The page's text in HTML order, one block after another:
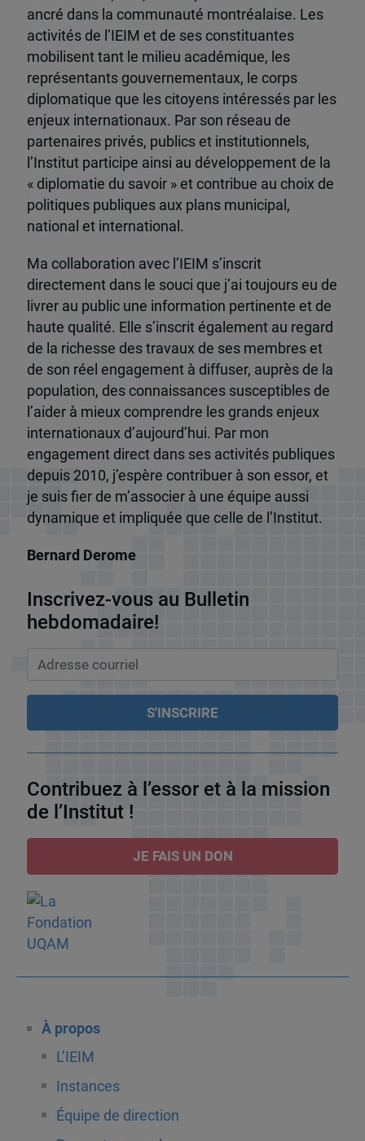
ancré dans la communauté montréalaise. Les
activités de l’IEIM et de ses constituantes
mobilisent tant le milieu académique, les
représentants gouvernementaux, le corps
diplomatique que les citoyens intéressés par les
enjeux internationaux. Par son réseau de
partenaires privés, publics et institutionnels,
l’Institut participe ainsi au développement de la
« diplomatie du savoir » et contribue au choix de
politiques publiques aux plans municipal,
national et international.
Ma collaboration avec l’IEIM s’inscrit
directement dans le souci que j’ai toujours eu de
livrer au public une information pertinente et de
haute qualité. Elle s’inscrit également au regard
de la richesse des travaux de ses membres et
de son réel engagement à diffuser, auprès de la
population, des connaissances susceptibles de
l’aider à mieux comprendre les grands enjeux
internationaux d’aujourd’hui. Par mon
engagement direct dans ses activités publiques
depuis 2010, j’espère contribuer à son essor, et
je suis fier de m’associer à une équipe aussi
dynamique et impliquée que celle de l’Institut.
Bernard Derome
Inscrivez-vous au Bulletin
hebdomadaire!
Contribuez à l’essor et à la mission
de l’Institut !
JE FAIS UN DON
À propos
L’IEIM
Instances
Équipe de direction